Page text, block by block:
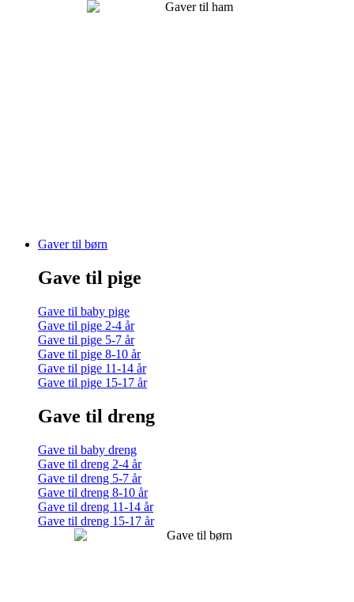
Gaver til børn
Gave til pige
Gave til baby pige
Gave til pige 2-4 år
Gave til pige 5-7 år
Gave til pige 8-10 år
Gave til pige 11-14 år
Gave til pige 15-17 år
Gave til dreng
Gave til baby dreng
Gave til dreng 2-4 år
Gave til dreng 5-7 år
Gave til dreng 8-10 år
Gave til dreng 11-14 år
Gave til dreng 15-17 år